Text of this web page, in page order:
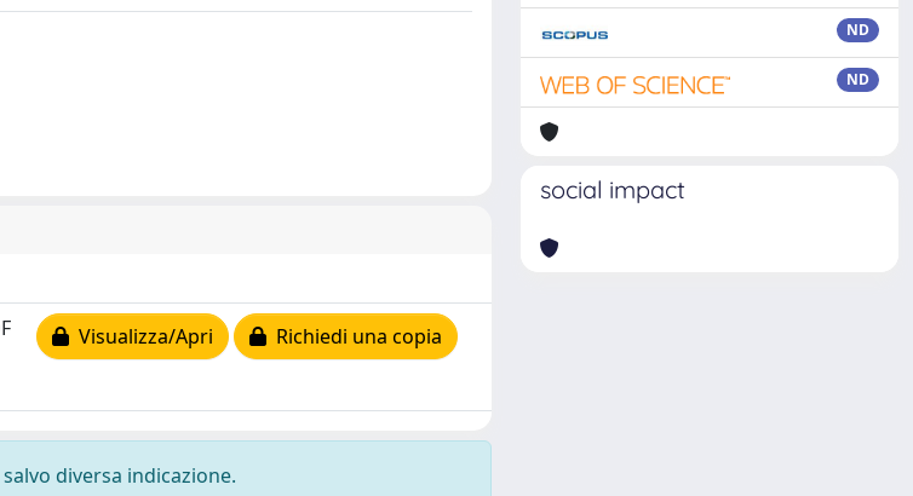
Visualizza/Apri Richiedi una copia
diversa indicazione.
ND
ND
social impact